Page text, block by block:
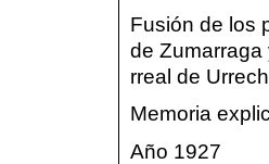
Fusión de los
de Zumarraga
rreal de
Memoria
Año 1927